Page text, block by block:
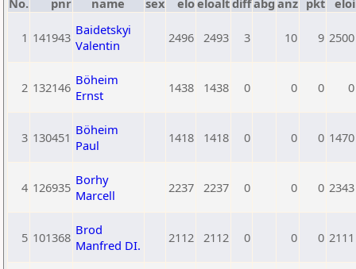
No. pnr name sex eloeloaltdiffabg anz pkt eloi
1 141943 Baidetskyi
Valentin
2496 2493 3 10 9 2500
2 132146 Böheim
Ernst
1438 1438 0 0 0 0
3 130451 Böheim
Paul
1418 1418 0 0 0 1470
4 126935 Borhy
Marcell
2237 2237 0 0 0 2343
5 101368 Brod
Manfred DI.
2112 2112 0 0 0 2111